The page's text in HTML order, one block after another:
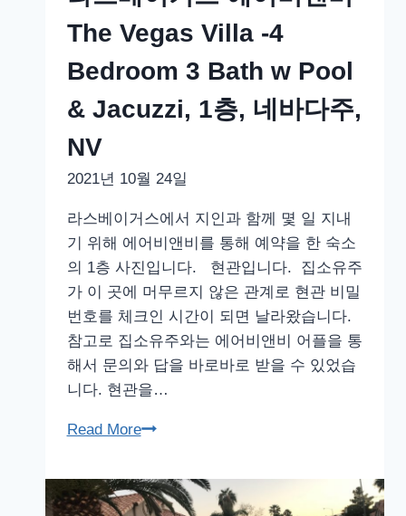
앤
비
The
Vegas
Bedroom
Bath
w
Pool
&
Jacuzzi,
2
층,
네
NV
The Vegas Villa -4
Bedroom 3 Bath w Pool
& Jacuzzi, 1층, 네바다주,
NV
2021년 10월 24일
라스베이거스에서 지인과 함께 몇 일 지내
기 위해 에어비앤비를 통해 예약을 한 숙소
의 1층 사진입니다. 현관입니다. 집소유주
가 이 곳에 머무르지 않은 관계로 현관 비밀
번호를 체크인 시간이 되면 날라왔습니다.
참고로 집소유주와는 에어비앤비 어플을 통
해서 문의와 답을 바로바로 받을 수 있었습
니다. 현관을…
Read More라
베
이